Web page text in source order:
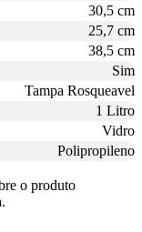
30,5 cm
25,7 cm
38,5 cm
Sim
Tampa Rosqueavel
1 Litro
Vidro
Polipropileno
o produto